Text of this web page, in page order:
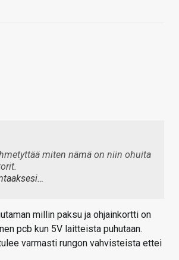
miten nämä on niin ohuita
millin paksu ja ohjainkortti on
pcb kun 5V laitteista puhutaan.
varmasti rungon vahvisteista ettei